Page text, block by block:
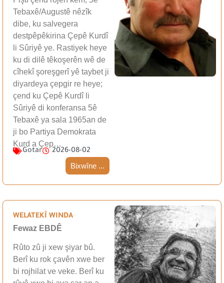
Tebaxê/Augustê nêzîk
dibe, ku salvegera
destpêpêkirina Çepê Kurdî
li Sûriyê ye. Rastiyek heye
ku di dilê têkoşerên wê de
cîhekî şoreşgerî yê taybet ji
diyardeya çepgir re heye;
çend ku Çepê Kurdî li
Sûriyê di konferansa 5ê
Tebaxê ya sala 1965an de
ji bo Partiya Demokrata
Kurd a Çep…
Gotar 2026-08-02
Bixwîne ...
WELATEKÎ WINDA
Fewaz EBDÊ
Rûto zû ji xew şiyar bû.
Berî ku rok çavên xwe ber
bi rojhilat ve veke. Berî ku